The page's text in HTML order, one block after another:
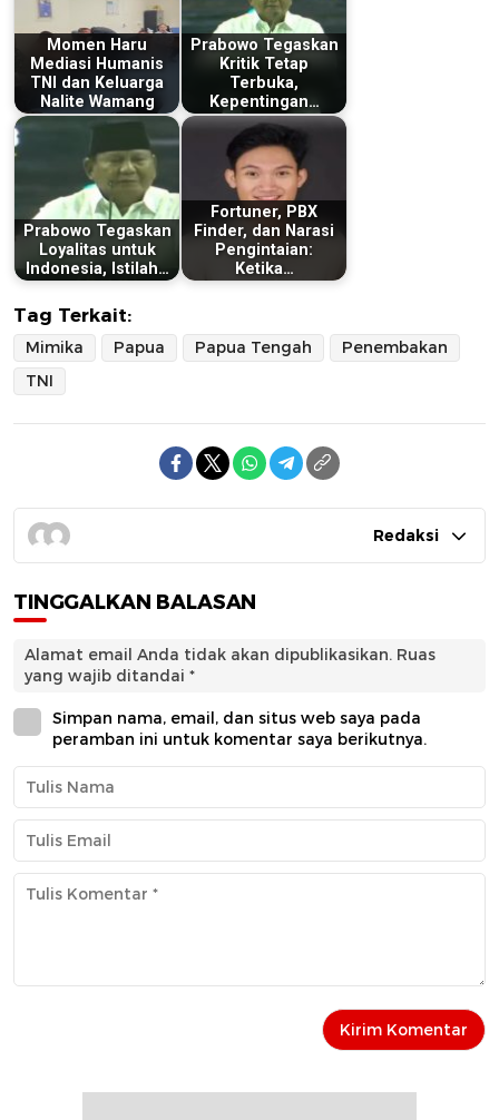
Momen Haru
Mediasi Humanis
TNI dan Keluarga
Nalite Wamang
Prabowo Tegaskan
Kritik Tetap
Terbuka,
Kepentingan…
Prabowo Tegaskan
Loyalitas untuk
Indonesia, Istilah…
Fortuner, PBX
Finder, dan Narasi
Pengintaian:
Ketika…
Tag Terkait:
Mimika Papua Papua Tengah
Penembakan
TNI
Redaksi
TINGGALKAN BALASAN
Alamat email Anda tidak akan dipublikasikan. Ruas
yang wajib ditandai *
Simpan nama, email, dan situs web saya pada
peramban ini untuk komentar saya berikutnya.